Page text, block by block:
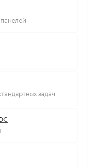
задач